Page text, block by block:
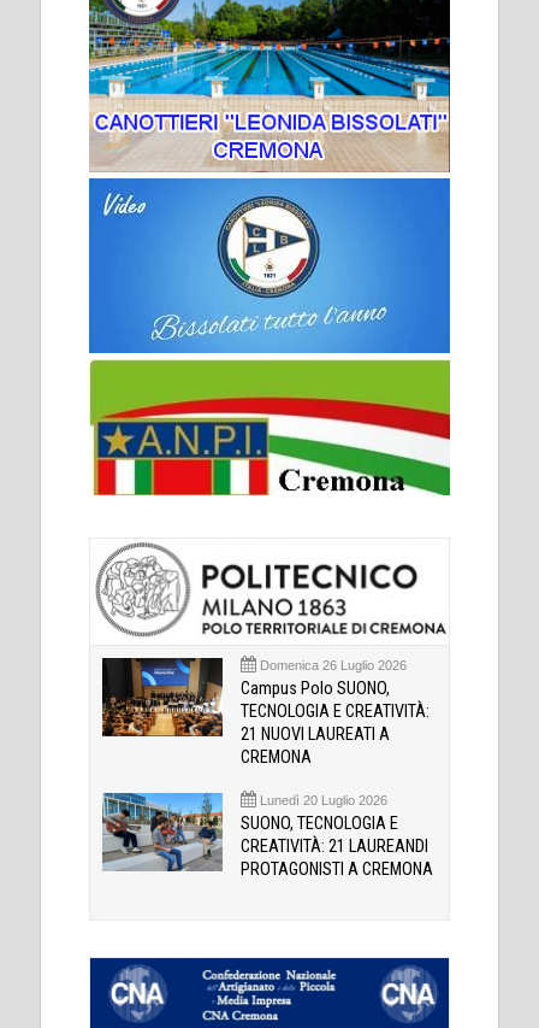
Domenica 26 Luglio 2026
Campus Polo SUONO,
TECNOLOGIA E CREATIVITÀ:
21 NUOVI LAUREATI A
CREMONA
Lunedì 20 Luglio 2026
SUONO, TECNOLOGIA E
CREATIVITÀ: 21 LAUREANDI
PROTAGONISTI A CREMONA